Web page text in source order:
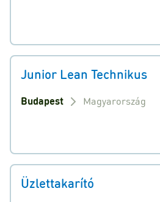
Junior Lean Technikus
Budapest Magyarország
Üzlettakarító